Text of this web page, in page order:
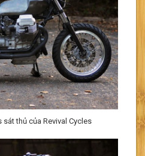
thủ của Revival Cycles